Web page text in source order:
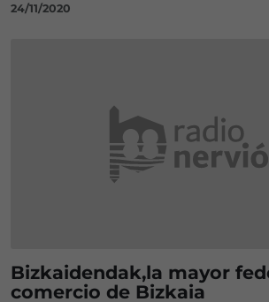
24/11/2020
Bizkaidendak,la mayor
comercio de Bizkaia